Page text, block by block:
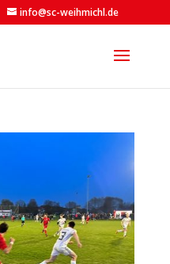
info@sc-weihmichl.de